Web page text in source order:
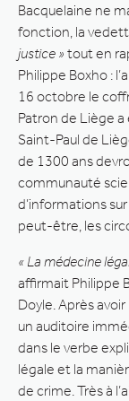
Bacquelaine ne
fonction, la
justice » tout en
Philippe Boxho :
16 octobre le
Patron de Liège
Saint-Paul de
de 1300 ans
communauté
d’informations
peut-être, les
« La médecine
affirmait Philippe
Doyle. Après
un auditoire
dans le verbe
légale et la
de crime. Très à